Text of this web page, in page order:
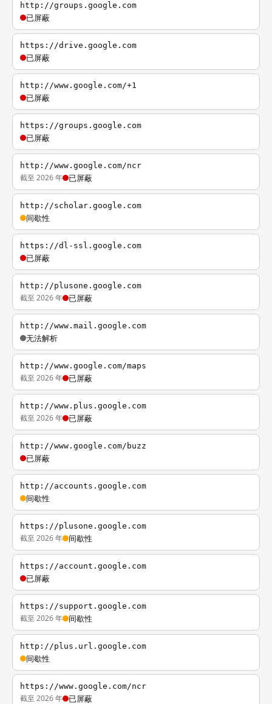
http://groups.google.com
已屏蔽
https://drive.google.com
已屏蔽
http://www.google.com/+1
已屏蔽
https://groups.google.com
已屏蔽
http://www.google.com/ncr
截至 2026 年 已屏蔽
http://scholar.google.com
间歇性
https://dl-ssl.google.com
已屏蔽
http://plusone.google.com
截至 2026 年 已屏蔽
http://www.mail.google.com
无法解析
http://www.google.com/maps
截至 2026 年 已屏蔽
http://www.plus.google.com
截至 2026 年 已屏蔽
http://www.google.com/buzz
已屏蔽
http://accounts.google.com
间歇性
https://plusone.google.com
截至 2026 年 间歇性
https://account.google.com
已屏蔽
https://support.google.com
截至 2026 年 间歇性
http://plus.url.google.com
间歇性
https://www.google.com/ncr
截至 2026 年 已屏蔽